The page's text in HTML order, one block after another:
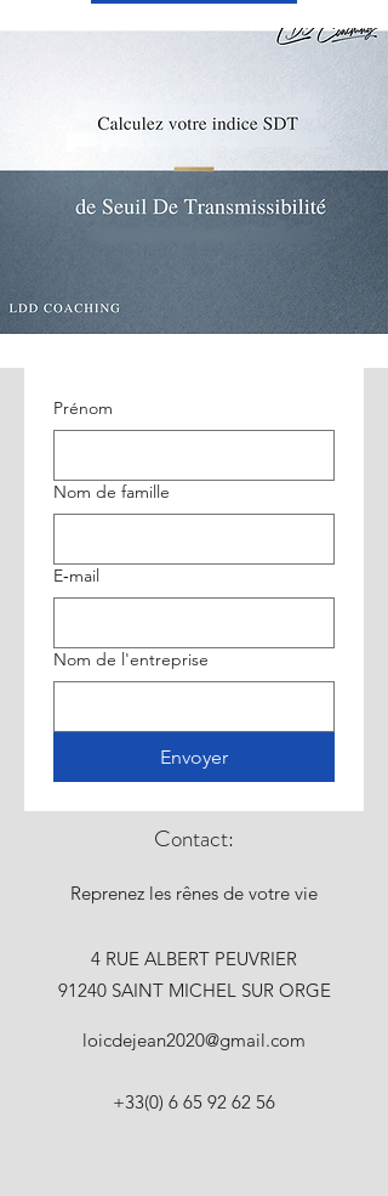
Prénom
Nom de famille
E‑mail
Nom de l'entreprise
Envoyer
Contact:
Reprenez les rênes de votre vie
4 RUE ALBERT PEUVRIER
91240 SAINT MICHEL SUR ORGE
loicdejean2020@gmail.com
+33(0) 6 65 92 62 56